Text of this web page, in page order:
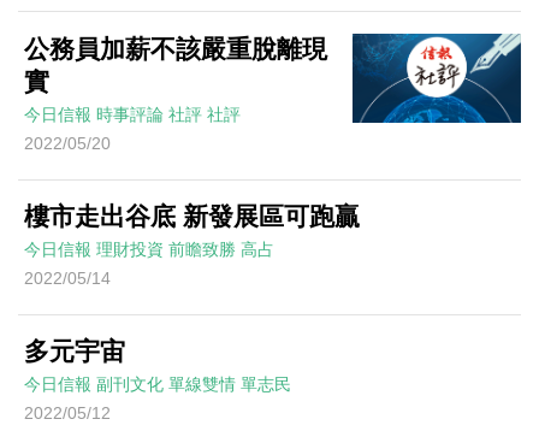
公務員加薪不該嚴重脫離現
實
今日信報 時事評論 社評 社評
2022/05/20
樓市走出谷底 新發展區可跑贏
今日信報 理財投資 前瞻致勝 高占
2022/05/14
多元宇宙
今日信報 副刊文化 單線雙情 單志民
2022/05/12